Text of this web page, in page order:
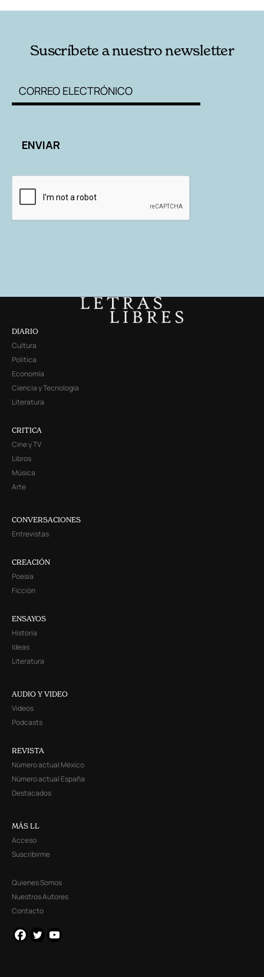
Suscríbete a nuestro newsletter
DIARIO
Cultura
Política
Economía
Ciencia y Tecnología
Literatura
CRITICA
Cine y TV
Libros
Música
Arte
CONVERSACIONES
Entrevistas
CREACIÓN
Poesía
Ficción
ENSAYOS
Historia
Ideas
Literatura
AUDIO Y VIDEO
Videos
Podcasts
REVISTA
Número actual México
Número actual España
Destacados
MÁS LL
Acceso
Suscribirme
Quienes Somos
Nuestros Autores
Contacto